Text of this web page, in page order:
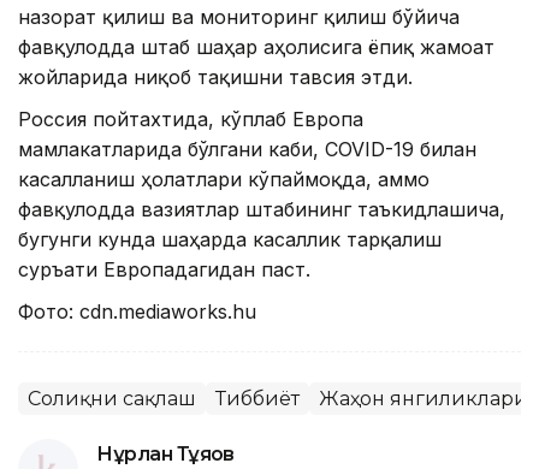
назорат қилиш ва мониторинг қилиш бўйича
фавқулодда штаб шаҳар аҳолисига ёпиқ жамоат
жойларида ниқоб тақишни тавсия этди.
Россия пойтахтида, кўплаб Европа
мамлакатларида бўлгани каби, COVID-19 билан
касалланиш ҳолатлари кўпаймоқда, аммо
фавқулодда вазиятлар штабининг таъкидлашича,
бугунги кунда шаҳарда касаллик тарқалиш
суръати Европадагидан паст.
Фото: cdn.mediaworks.hu
Соғлиқни сақлаш Тиббиёт Жаҳон янгиликлари
Нұрлан Тұяқов